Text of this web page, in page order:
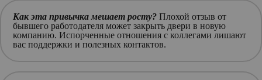
Как эта привычка мешает росту? Плохой отзыв от
бывшего работодателя может закрыть двери в новую
компанию. Испорченные отношения с коллегами лишают
вас поддержки и полезных контактов.